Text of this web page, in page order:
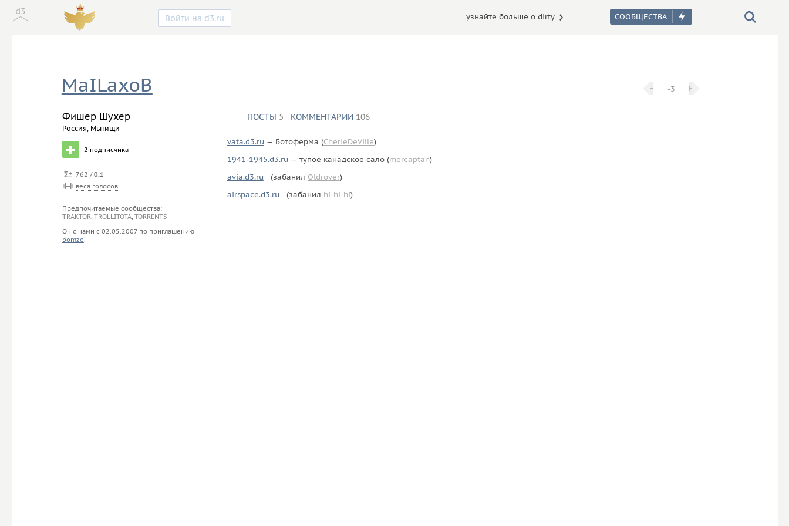
Войти на d3.ru узнайте больше о dirty
− -3 +
MaILaxoB
Фишер Шухер
Россия, Мытищи
2 подписчика
762 /0.1
веса голосов
Предпочитаемые сообщества:
TRAKTOR, TROLLITOTA, TORRENTS
Он с нами с 02.05.2007по приглашению
bomze.
ПОСТЫ 5 КОММЕНТАРИИ 106
vata.d3.ru — Ботоферма (CherieDeVille)
1941-1945.d3.ru — тупое канадское сало (mercaptan)
avia.d3.ru (забанил Oldrover)
airspace.d3.ru (забанил hi-hi-hi)